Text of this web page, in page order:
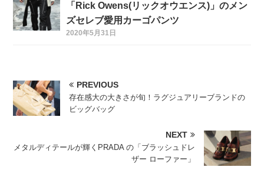
「Rick Owens(リックオウエンス)」のメン
ズセレブ愛用カーゴパンツ
2020年5月31日
PREVIOUS
存在感大の大きさが旬！ラグジュアリーブランドの
ビッグバッグ
NEXT
メタルディテールが輝くPRADA の「ブラッシュドレ
ザー ローファー」